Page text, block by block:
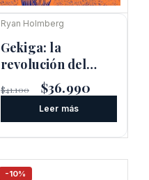
Gekiga: la
revolución del
manga
Ryan Holmberg
$41.100
El
precio
original
era:
$41.100.
$36.990
precio
es:
$36.990.
Leer más
-10%